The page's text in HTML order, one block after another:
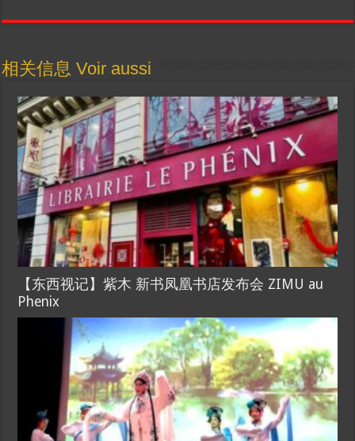
相关信息 Voir aussi
【东西视记】紫木 新书凤凰书店发布会 ZIMU au
Phenix